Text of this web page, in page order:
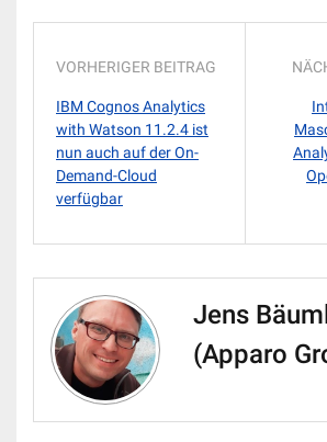
VORHERIGER BEITRAG
IBM Cognos Analytics
with Watson 11.2.4 ist
nun auch auf der On-
Demand-Cloud
verfügbar
Jens
(Apparo